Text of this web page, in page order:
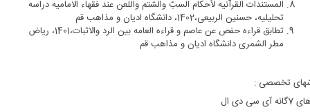
المستندات القرآنیه لأحکام السبّ والشتم واللعن عند فقهاء الامامیه دراسه
تحلیلیه، حسنین الربیعی،1402، دانشگاه ادیان و مذاهب قم
تطابق قراءه حفص عن عاصم و قراءه العامه بین الرد والاثبات،1401، ریاض
مطر الشمری دانشگاه ادیان و مذاهب قم
تخصصی :
دی ال